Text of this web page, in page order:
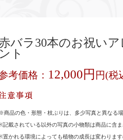
バラ30本のお祝いア
ント
考価格： 12,000円 円(税
商品の色・形態・枝ぶりは、多少写真と異なる場
記載されている以外の写真の小物類は商品に含ま
置かれる環境によっても植物の成長は変わります